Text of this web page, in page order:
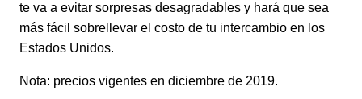
te va a evitar sorpresas desagradables y hará que sea
más fácil sobrellevar el costo de tu intercambio en los
Estados Unidos.
Nota: precios vigentes en diciembre de 2019.